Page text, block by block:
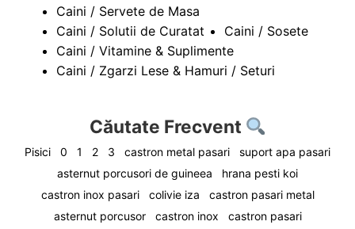
Caini / Servete de Masa
Caini / Solutii de Curatat
Caini / Sosete
Caini / Vitamine & Suplimente
Caini / Zgarzi Lese & Hamuri / Seturi
Căutate Frecvent
Pisici 0 1 2 3 castron metal pasari
suport apa pasari
asternut porcusori de guineea
hrana pesti koi
castron inox pasari
colivie iza
castron pasari metal
asternut porcusor
castron inox
castron pasari